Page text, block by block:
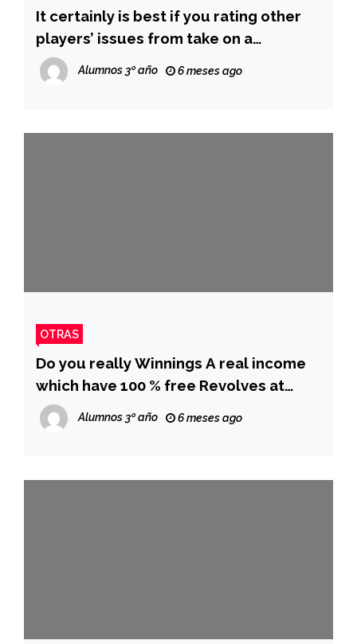
It certainly is best if you rating other
players’ issues from take on a
gambling establishment
Alumnos 3º año 6 meses ago
OTRAS
Do you really Winnings A real income
which have 100 % free Revolves at
Canadian Gambling enterprises?
Alumnos 3º año 6 meses ago